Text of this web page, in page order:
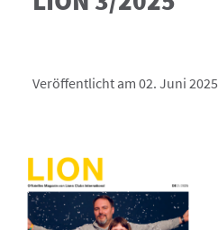
Veröffentlicht am 02. Juni 2025